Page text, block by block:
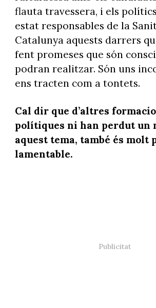
flauta travessera, i els
estat responsables de la
Catalunya aquests darrers
fent promeses que són
podran realitzar. Són uns
ens tracten com a tontets.
Cal dir que d’altres
polítiques ni han perdut un
aquest tema, també és molt
lamentable.